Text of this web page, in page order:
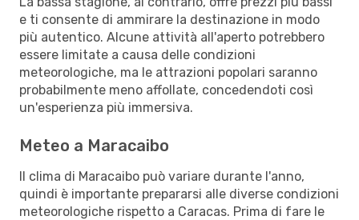
e ti consente di ammirare la destinazione in modo
più autentico. Alcune attività all'aperto potrebbero
essere limitate a causa delle condizioni
meteorologiche, ma le attrazioni popolari saranno
probabilmente meno affollate, concedendoti così
un'esperienza più immersiva.
Meteo a Maracaibo
Il clima di Maracaibo può variare durante l'anno,
quindi è importante prepararsi alle diverse condizioni
meteorologiche rispetto a Caracas. Prima di fare le